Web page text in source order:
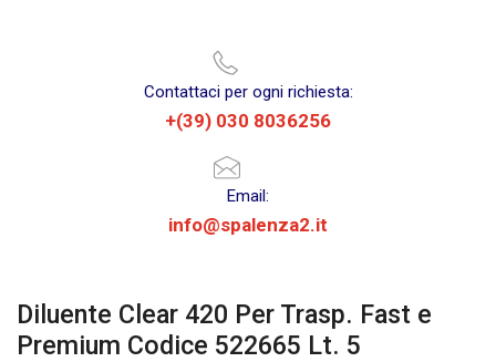
Contattaci per ogni richiesta:
+(39) 030 8036256
Email:
info@spalenza2.it
Diluente Clear 420 Per Trasp. Fast e
Premium Codice 522665 Lt. 5